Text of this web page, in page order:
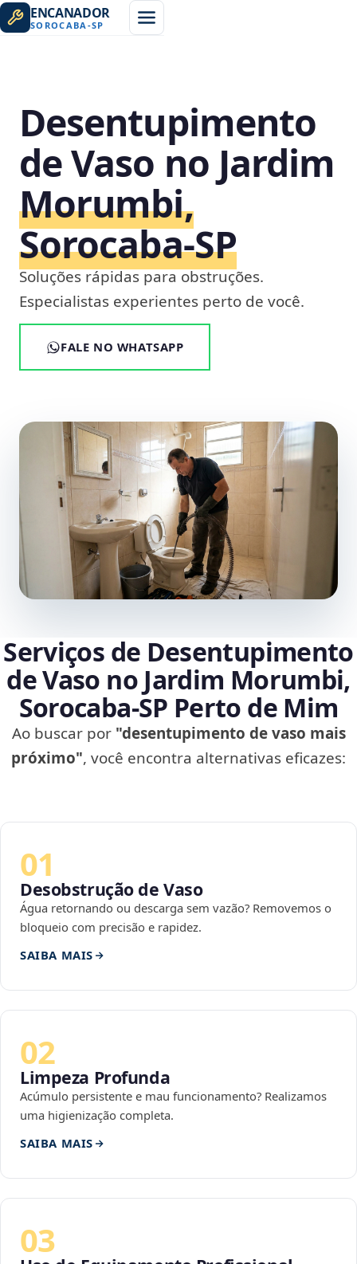
ENCANADOR
SOROCABA -SP
Desentupimento
de Vaso no Jardim
Morumbi,
Sorocaba‑SP
Soluções rápidas para obstruções.
Especialistas experientes perto de você.
FALE NO WHATSAPP
Serviços de Desentupimento
de Vaso no Jardim Morumbi,
Sorocaba‑SP Perto de Mim
Ao buscar por "desentupimento de vaso mais
próximo", você encontra alternativas eficazes:
01
Desobstrução de Vaso
Água retornando ou descarga sem vazão? Removemos o
bloqueio com precisão e rapidez.
SAIBA MAIS
02
Limpeza Profunda
Acúmulo persistente e mau funcionamento? Realizamos
uma higienização completa.
SAIBA MAIS
03